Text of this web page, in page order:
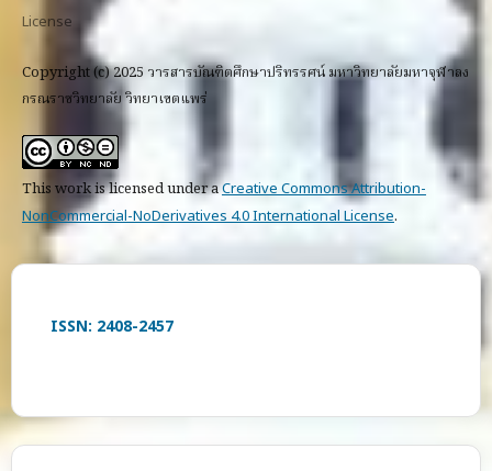
License
Copyright (c) 2025 วารสารบัณฑิตศึกษาปริทรรศน์ มหาวิทยาลัยมหาจุฬาลง
กรณราชวิทยาลัย วิทยาเขตแพร่
This work is licensed under aCreative Commons Attribution-
NonCommercial-NoDerivatives 4.0 International License.
ISSN: 2408-2457